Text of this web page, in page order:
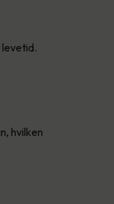
hvilken